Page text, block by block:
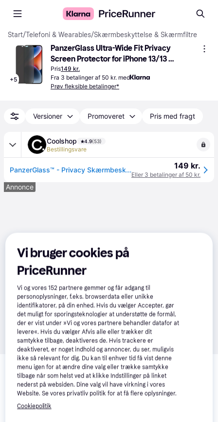
Start/Telefoni & Wearables/Skærmbeskyttelse & Skærmfiltre
+5
PanzerGlass Ultra-Wide Fit Privacy
Screen Protector for iPhone 13/13
Pro/14
Pris149 kr.
Fra 3 betalinger af 50 kr. med
Prøv fleksible betalinger*
Versioner Promoveret Pris med fragt
Coolshop 4.9(53)
Bestillingsvare
PanzerGlass™ - Privacy Skærmbeskyttelse Apple iPhone 14 - 13 - 13 Pro - Ultra-Wide Fit - Prismatch 149 kr.
Eller 3 betalinger af 50 kr.
Annonce
Relaterede produkter
Se vores forslag til andre produkter, der matcher dine
interesser. Vis alle
Vi bruger cookies på
PriceRunner
Vi og vores152 partnere gemmer og får adgang til
personoplysninger, f.eks. browserdata eller unikke
identifikatorer, på din enhed. Hvis du vælger Accepter, gør
det muligt for sporingsteknologier at understøtte de formål,
der er vist under »Vi og vores partnere behandler datafor at
levere«. Hvis du vælger Afvis alle eller trækker dit
samtykke tilbage, deaktiveres de. Hvis trackere er
deaktiveret, er noget indhold og annoncer, du ser, muligvis
ikke så relevant for dig. Du kan til enhver tid få vist denne
menu igen for at ændre dine valg eller trække samtykke
tilbage når som helst ved at klikke Indstillinger på linket
nederst på websiden. Dine valg vil have virkning i vores
Website. Se vores privatliv politik for at få flere oplysninger.
Cookiepolitik